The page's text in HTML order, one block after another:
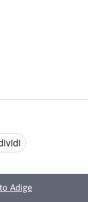
Adige